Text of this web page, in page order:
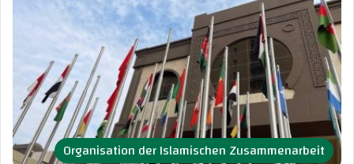
Organisation der Islamischen Zusammenarbeit